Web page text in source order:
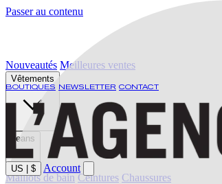
Passer au contenu
BOUTIQUES NEWSLETTER CONTACT
US $ Account
Nouveautés Meilleures ventes
Vêtements
Jeans
Maillots de bain Ceintures Chaussures